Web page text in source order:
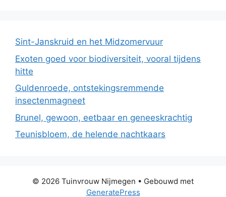
Sint-Janskruid en het Midzomervuur
Exoten goed voor biodiversiteit, vooral tijdens
hitte
Guldenroede, ontstekingsremmende
insectenmagneet
Brunel, gewoon, eetbaar en geneeskrachtig
Teunisbloem, de helende nachtkaars
© 2026 Tuinvrouw Nijmegen • Gebouwd met
GeneratePress